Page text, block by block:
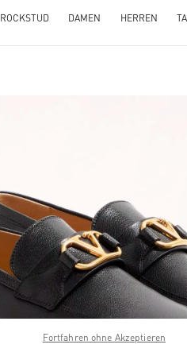
ROCKSTUD DAMEN HERREN
Link Opens
Fortfahren ohne Akzeptieren